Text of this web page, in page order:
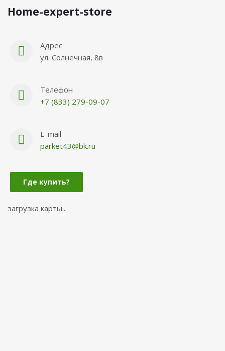
Нome-expert-store
Адрес
ул. Солнечная, 8в
Телефон
+7 (833) 279-09-07
E-mail
parket43@bk.ru
Где купить?
загрузка карты...